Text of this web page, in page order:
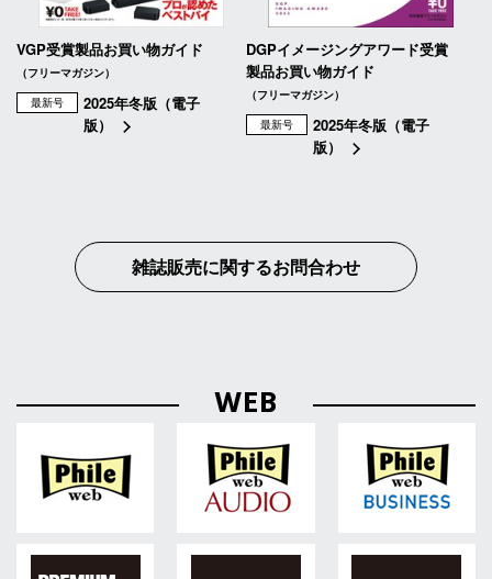
VGP受賞製品お買い物ガイド
（フリーマガジン）
最新号
2025年冬版（電子
版）
DGPイメージングアワード受賞
製品お買い物ガイド
（フリーマガジン）
最新号
2025年冬版（電子
版）
雑誌販売に関するお問合わせ
WEB